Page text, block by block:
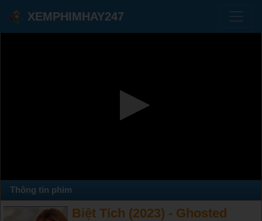
XEMPHIMHAY247
Thông tin phim
Biệt Tích (2023) - Ghosted